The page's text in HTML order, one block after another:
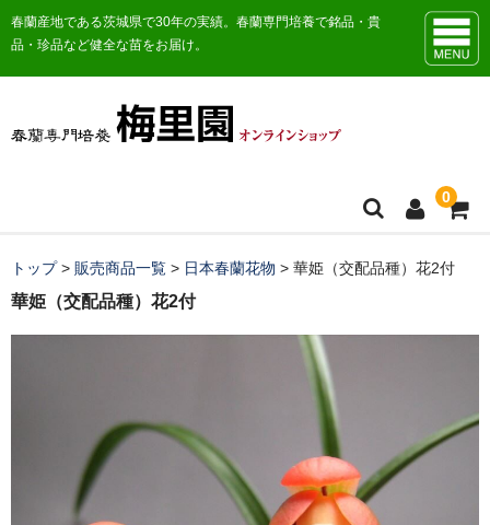
春蘭産地である茨城県で30年の実績。春蘭専門培養で銘品・貴
品・珍品など健全な苗をお届け。
0
トップ
お知らせ
日本春蘭花物
日本春蘭柄物
トップ> 販売商品一覧 > 日本春蘭花物 > 華姫（交配品種）花2付
華姫（交配品種）花2付